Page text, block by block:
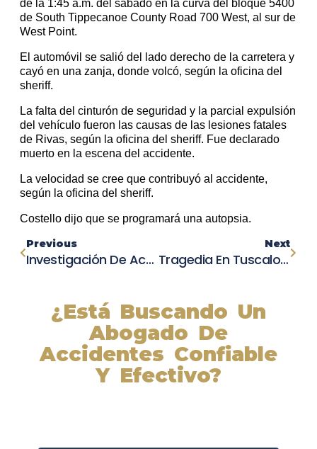
de la 1:45 a.m. del sábado en la curva del bloque 5400
de South Tippecanoe County Road 700 West, al sur de
West Point.
El automóvil se salió del lado derecho de la carretera y
cayó en una zanja, donde volcó, según la oficina del
sheriff.
La falta del cinturón de seguridad y la parcial expulsión
del vehículo fueron las causas de las lesiones fatales
de Rivas, según la oficina del sheriff. Fue declarado
muerto en la escena del accidente.
La velocidad se cree que contribuyó al accidente,
según la oficina del sheriff.
Costello dijo que se programará una autopsia.
Previous
Investigación De Accidente Mortal Cierra La Ruta Estatal 160 En Pahrump
Next
Tragedia En Tuscaloosa: Dos Adolescentes Mueren En Accidente Automovilístico Con Un Semirremolque
¿Está Buscando Un
Abogado De
Accidentes Confiable
Y Efectivo?